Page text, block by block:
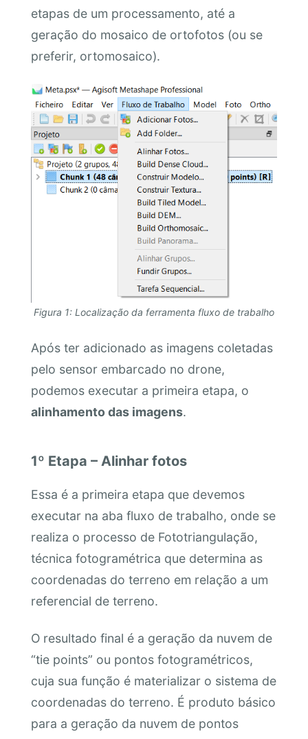
etapas de um processamento, até a
geração do mosaico de ortofotos (ou se
preferir, ortomosaico).
Figura 1: Localização da ferramenta fluxo de trabalho
Após ter adicionado as imagens coletadas
pelo sensor embarcado no drone,
podemos executar a primeira etapa, o
alinhamento das imagens.
1º Etapa – Alinhar fotos
Essa é a primeira etapa que devemos
executar na aba fluxo de trabalho, onde se
realiza o processo de Fototriangulação,
técnica fotogramétrica que determina as
coordenadas do terreno em relação a um
referencial de terreno.
O resultado final é a geração da nuvem de
“tie points” ou pontos fotogramétricos,
cuja sua função é materializar o sistema de
coordenadas do terreno. É produto básico
para a geração da nuvem de pontos